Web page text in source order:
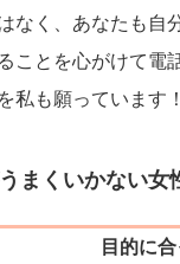
なく、あなたも自
ことを心がけて電
私も願っています！
まくいかない女
目的に